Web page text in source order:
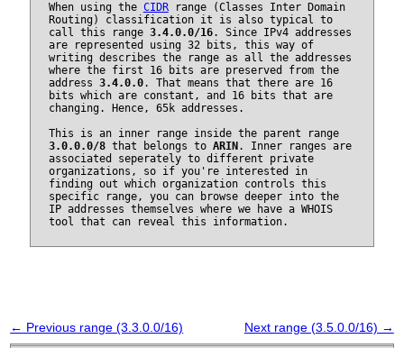
When using the CIDRrange (Classes Inter Domain
Routing) classification it is also typical to
call this range 3.4.0.0/16. Since IPv4 addresses
are represented using 32 bits, this way of
writing describes the range as all the addresses
where the first 16 bits are preserved from the
address 3.4.0.0. That means that there are 16
bits which are constant, and 16 bits that are
changing. Hence, 65k addresses.
This is an inner range inside the parent range
3.0.0.0/8that belongs to ARIN . Inner ranges are
associated seperately to different private
organizations, so if you're interested in
finding out which organization controls this
specific range, you can browse deeper into the
IP addresses themselves where we have a WHOIS
tool that can reveal this information.
← Previous range (3.3.0.0/16)
Next range (3.5.0.0/16) →